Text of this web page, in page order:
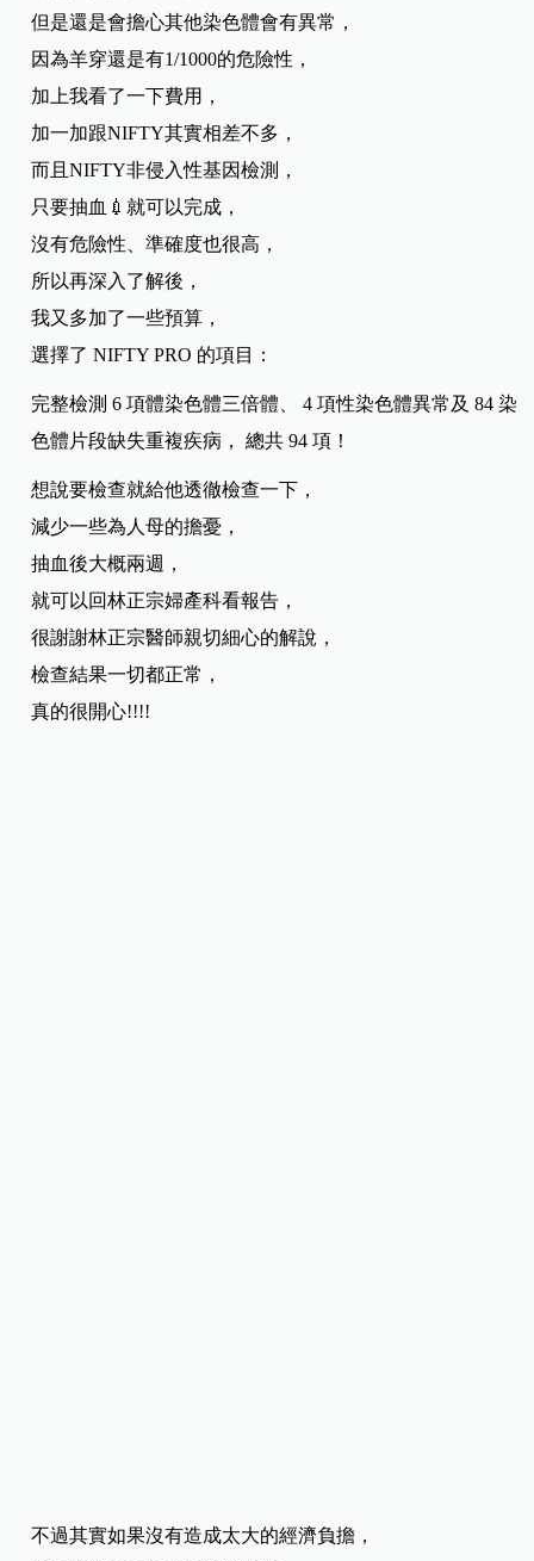
但是還是會擔心其他染色體會有異常，
因為羊穿還是有1/1000的危險性，
加上我看了一下費用，
加一加跟NIFTY其實相差不多，
而且NIFTY非侵入性基因檢測，
只要抽血💉就可以完成，
沒有危險性、準確度也很高，
所以再深入了解後，
我又多加了一些預算，
選擇了 NIFTY PRO 的項目：
完整檢測 6 項體染色體三倍體、 4 項性染色體異常及 84 染
色體片段缺失重複疾病， 總共 94 項！
想說要檢查就給他透徹檢查一下，
減少一些為人母的擔憂，
抽血後大概兩週，
就可以回林正宗婦產科看報告，
很謝謝林正宗醫師親切細心的解說，
檢查結果一切都正常，
真的很開心!!!!
不過其實如果沒有造成太大的經濟負擔，